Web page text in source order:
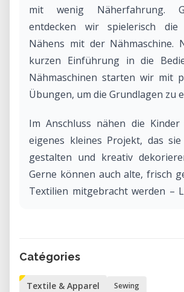
mit wenig Näherfahrung.
entdecken wir spielerisch
Nähens mit der Nähmaschine.
kurzen Einführung in die
Nähmaschinen starten wir mit
Übungen, um die Grundlagen zu
Im Anschluss nähen die
eigenes kleines Projekt, das sie
gestalten und kreativ
Gerne können auch alte, frisch
Textilien mitgebracht werden –
Catégories
Textile & Apparel
Sewing